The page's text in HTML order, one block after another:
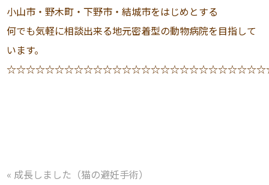
小山市・野木町・下野市・結城市をはじめとする
何でも気軽に相談出来る地元密着型の動物病院を目指して
います。
« 成長しました（猫の避妊手術）